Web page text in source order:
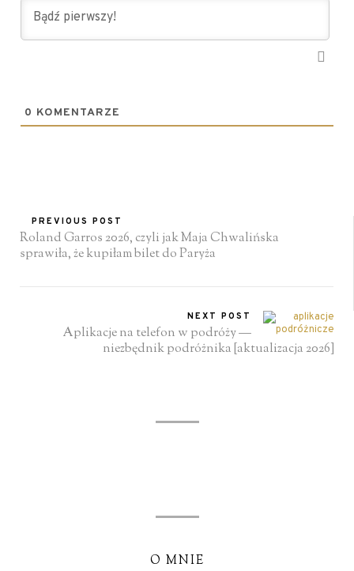
0 KOMENTARZE
PREVIOUS POST
Roland Garros 2026, czyli jak Maja Chwalińska
sprawiła, że kupiłam bilet do Paryża
NEXT POST
Aplikacje na telefon w podróży —
niezbędnik podróżnika [aktualizacja 2026]
O MNIE